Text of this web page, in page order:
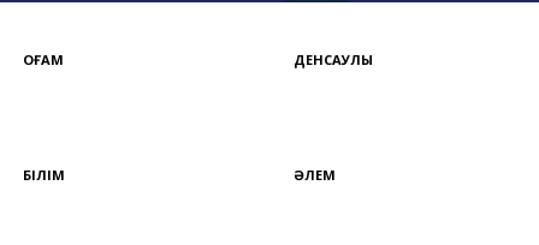
ҚОҒАМ ДЕНСАУЛЫҚ
БІЛІМ ӘЛЕМ